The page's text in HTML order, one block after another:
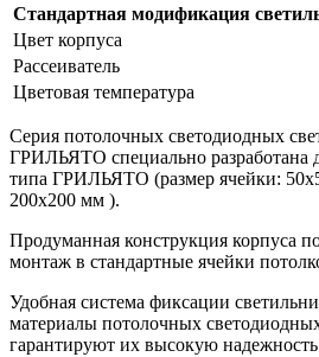
Стандартная модификация
Цвет корпуса
Рассеиватель
Цветовая температура
Серия потолочных светодиодных
ГРИЛЬЯТО специально разработана
типа ГРИЛЬЯТО (размер ячейки:
200х200 мм ).
Продуманная конструкция корпуса
монтаж в стандартные ячейки
Удобная система фиксации
материалы потолочных
гарантируют их высокую